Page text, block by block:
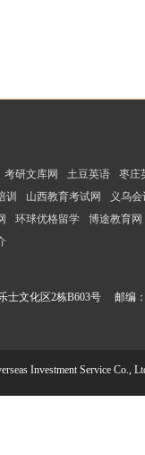
考研文库网 土豆英语
枣庄
训 山西教育考试网
义乌
环球优格留学
博途教育网
士文化区2栋B603号 邮编
Investment Service Co.,